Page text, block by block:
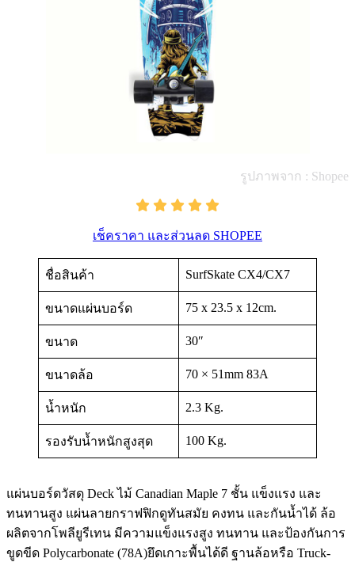
รูปภาพจาก : Shopee
เช็คราคา และส่วนลด SHOPEE
ชื่อสินค้า SurfSkate CX4/CX7
ขนาดแผ่นบอร์ด 75 x 23.5 x 12cm.
ขนาด 30″
ขนาดล้อ 70 × 51mm 83A
น้ำหนัก 2.3 Kg.
รองรับน้ำหนักสูงสุด 100 Kg.
แผ่นบอร์ดวัสดุ Deck ไม้ Canadian Maple 7 ชั้น แข็งแรง และ
ทนทานสูง แผ่นลายกราฟฟิกดูทันสมัย คงทน และกันน้ำได้ ล้อ
ผลิตจากโพลียูรีเทน มีความแข็งแรงสูง ทนทาน และป้องกันการ
ขูดขีด Polycarbonate (78A)ยึดเกาะพื้นได้ดี ฐานล้อหรือ Truck-